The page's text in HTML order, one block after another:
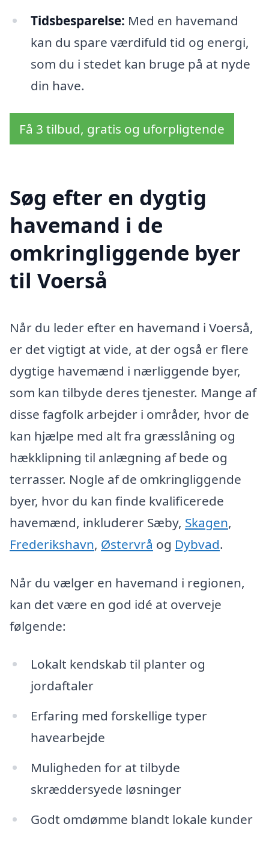
Tidsbesparelse: Med en havemand
kan du spare værdifuld tid og energi,
som du i stedet kan bruge på at nyde
din have.
Få 3 tilbud, gratis og uforpligtende
Søg efter en dygtig
havemand i de
omkringliggende byer
til Voerså
Når du leder efter en havemand i Voerså,
er det vigtigt at vide, at der også er flere
dygtige havemænd i nærliggende byer,
som kan tilbyde deres tjenester. Mange af
disse fagfolk arbejder i områder, hvor de
kan hjælpe med alt fra græsslåning og
hækklipning til anlægning af bede og
terrasser. Nogle af de omkringliggende
byer, hvor du kan finde kvalificerede
havemænd, inkluderer Sæby, Skagen,
Frederikshavn, Østervrå og Dybvad.
Når du vælger en havemand i regionen,
kan det være en god idé at overveje
følgende:
Lokalt kendskab til planter og
jordaftaler
Erfaring med forskellige typer
havearbejde
Muligheden for at tilbyde
skræddersyede løsninger
Godt omdømme blandt lokale kunder